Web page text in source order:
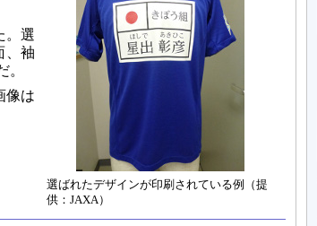
選ばれたデザインが印刷されている例（提
供：JAXA）
。選
、袖
。
像は